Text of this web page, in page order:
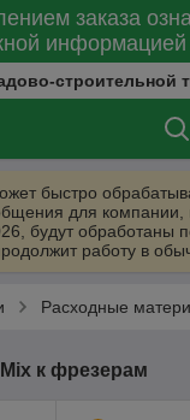
заказа
информацией
строительной
быстро
для
будут обработаны
работу в
Расходные
к фрезерам